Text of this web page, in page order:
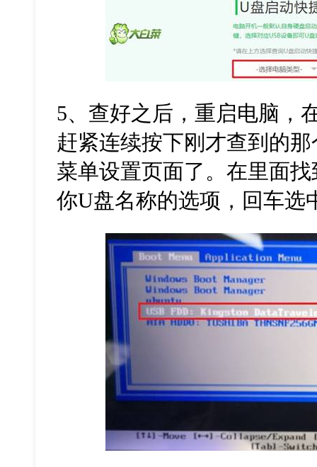
5、查好之后，重启电脑，
赶紧连续按下刚才查到的
菜单设置页面了。在里面
你U盘名称的选项，回车选